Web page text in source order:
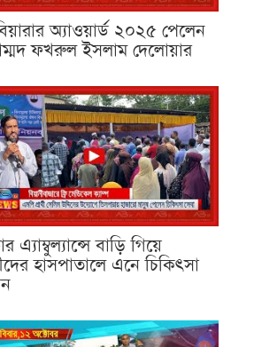
অ্যাওয়ার্ড ২০২৫ পেলেন
ফখরুল ইসলাম দেলোয়ার
এ্যাম্বুল্যান্সে বাড়ি গিয়ে
হাসপাতালে এনে চিকিৎসা